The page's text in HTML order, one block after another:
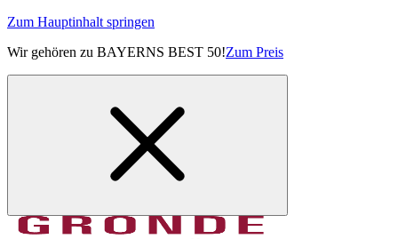
Zum Hauptinhalt springen
Wir gehören zu BAYERNS BEST 50!Zum Preis